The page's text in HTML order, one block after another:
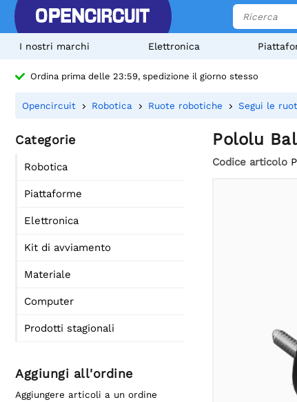
I nostri marchi Elettronica
Ordina prima delle 23:59, spedizione il giorno stesso
Opencircuit Robotica Ruote robotiche Segui le
Categorie
Robotica
Piattaforme
Elettronica
Kit di avviamento
Materiale
Computer
Prodotti stagionali
Aggiungi all'ordine
Aggiungere articoli a un ordine
Pololu
Codice articolo